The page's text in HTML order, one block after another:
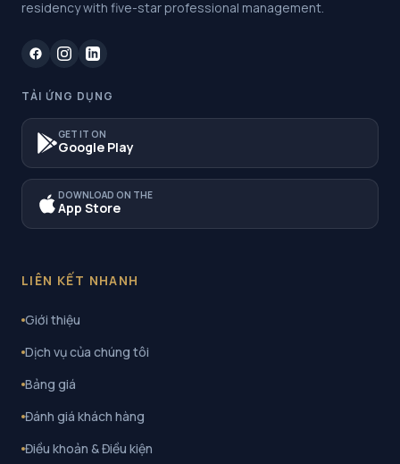
residency with five-star professional management.
TẢI ỨNG DỤNG
GET IT ON
Google Play
DOWNLOAD ON THE
App Store
LIÊN KẾT NHANH
Giới thiệu
Dịch vụ của chúng tôi
Bảng giá
Đánh giá khách hàng
Điều khoản & Điều kiện